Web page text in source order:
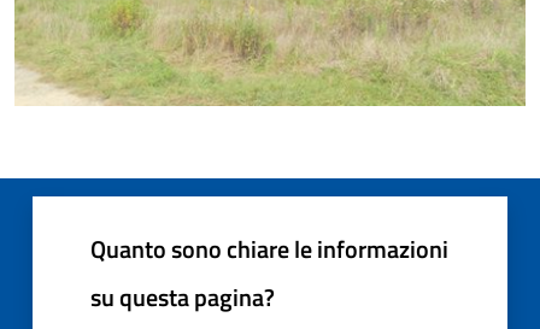
Quanto sono chiare le informazioni
su questa pagina?